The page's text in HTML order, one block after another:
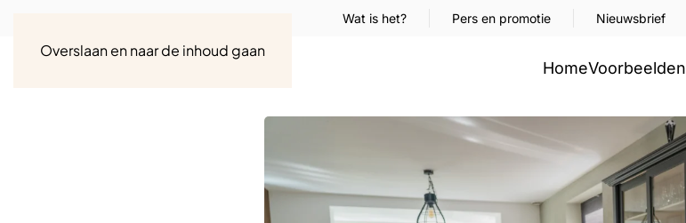
Overslaan en naar de inhoud gaan
Wat is het? Pers en promotie Nieuwsbrief
HomeVoorbeelden